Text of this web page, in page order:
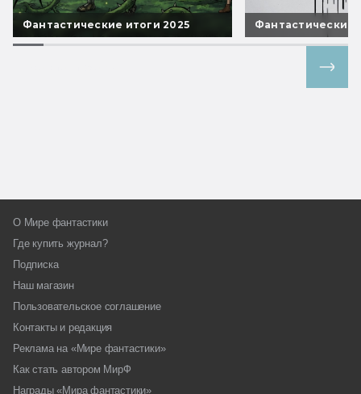
Фантастические итоги 2025 Фантастические
О Мире фантастики
Где купить журнал?
Подписка
Наш магазин
Пользовательское соглашение
Контакты и редакция
Реклама на «Мире фантастики»
Как стать автором МирФ
Награды «Мира фантастики»